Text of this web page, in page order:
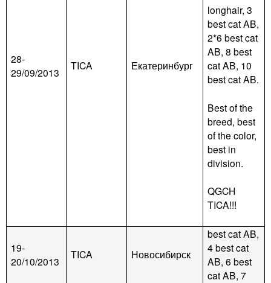
28-
29/09/2013
TICA Екатеринбург
longhair, 3
best cat AB,
2*6 best cat
AB, 8 best
cat AB, 10
best cat AB.
Best of the
breed, best
of the color,
best in
division.
QGCH
TICA!!!
19-
20/10/2013
TICA Новосибирск
best cat AB,
4 best cat
AB, 6 best
cat AB, 7